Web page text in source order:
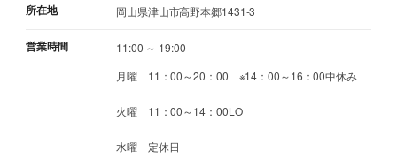
所在地 岡山県津山市高野本郷1431-3
営業時間
11:00 ～ 19:00
月曜 11：00～20：00 ※14：00～16：00中休み
火曜 11：00～14：00LO
水曜 定休日